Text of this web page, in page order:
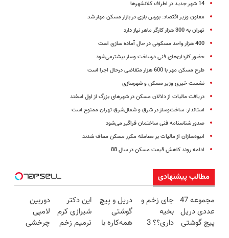
14 شهر جدید در اطراف کلانشهرها
معاون وزیر اقتصاد: بورس بازی در بازار مسکن مهار شد
تهران به 300 هزار کارگر ماهر نیاز دارد
400 هزار واحد مسکونی در حال آماده سازی است
حضور کاردان‌های فنی درساخت وساز بیشترمی‌شود
طرح مسکن مهر با 600 هزار متقاضی درحال اجرا است
نشست خبری وزیر مسکن و شهرسازی
دریافت مالیات از دلالان مسکن در شهرهای بزرگ از اول اسفند
استاندار: ساخت‌وساز در شرق و شمال‌شرق تهران ممنوع است
صدور شناسنامه فنی ساختمان فراگیر می‌شود
انبوه‌سازان از مالیات بر معامله مکرر مسکن معاف شدند
ادامه روند کاهش قیمت مسکن در سال 88
مطالب پیشنهادی
مجموعه 47
عددی دریل
پیچ گوشتی
جای زخم و
بخیه
داری؟؟ 3
دریل و پیچ
گوشتی
همه‌کاره با
این دکتر
شیرازی کرم
ترمیم زخم
دوربین
لامپی
چرخشی